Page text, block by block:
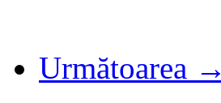
Următoarea →